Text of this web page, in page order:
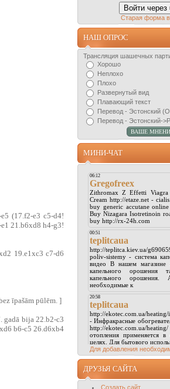
(17.f2-e3 c5-d4!
21.b6xd8 h4-g3!
19.e1xc3 c7-d6
īpašām pūlēm. ]
gadā bija 22.b2-c3
b6-c5 26.d6xb4
Войти через
Старая форма
НАШ ОПРОС
Трансляция шашечных
Хорошо
Неплохо
Плохо
Развернутый вид
Плавающий текст
Перевод - Эстонский
Перевод - Эстонский-
МИНИ-ЧАТ
Для добавления
ДРУЗЬЯ САЙТА
Создать сайт